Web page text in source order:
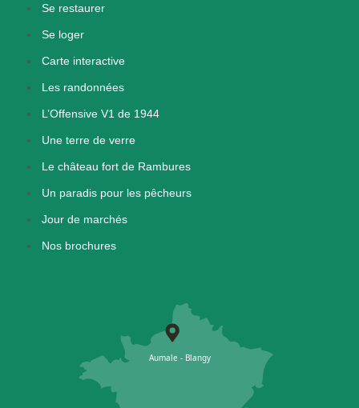
Se restaurer
Se loger
Carte interactive
Les randonnées
L’Offensive V1 de 1944
Une terre de verre
Le château fort de Rambures
Un paradis pour les pêcheurs
Jour de marchés
Nos brochures